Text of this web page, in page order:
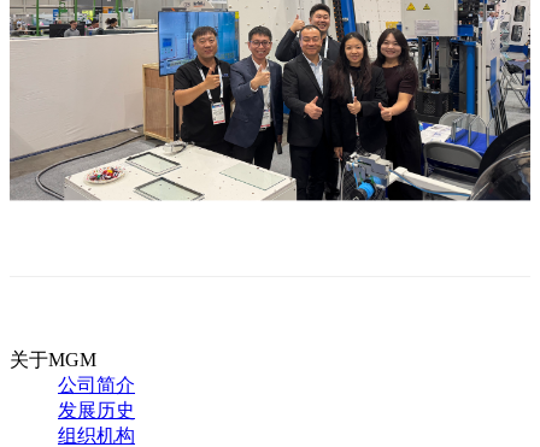
关于MGM
公司简介
发展历史
组织机构